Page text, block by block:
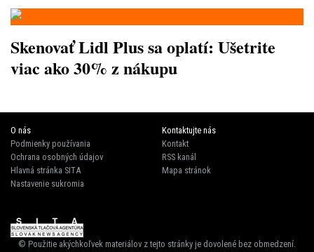
Skenovať Lidl Plus sa oplatí: Ušetrite
viac ako 30% z nákupu
O nás
Podmienky používania
Ochrana osobných údajov
Hlavná stránka SITA
Nastavenie sukromia
Kontaktujte nás
Kontakt
RSS kanál
Mapa stránok
© Použitie akýchkoľvek materiálov z tejto stránky je dovolené bez obmedzení.